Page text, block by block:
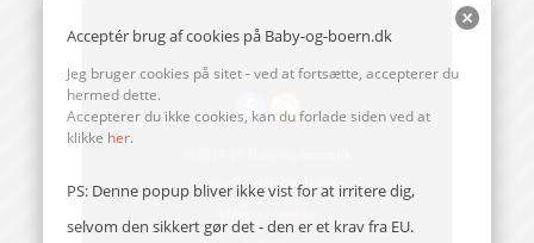
Send en mail til redaktionen
Acceptér brug af cookies på Baby-og-boern.dk
Jeg bruger cookies på sitet - ved at fortsætte, accepterer du
hermed dette.
Accepterer du ikke cookies, kan du forlade siden ved at
klikke her.
PS: Denne popup bliver ikke vist for at irritere dig,
selvom den sikkert gør det - den er et krav fra EU.